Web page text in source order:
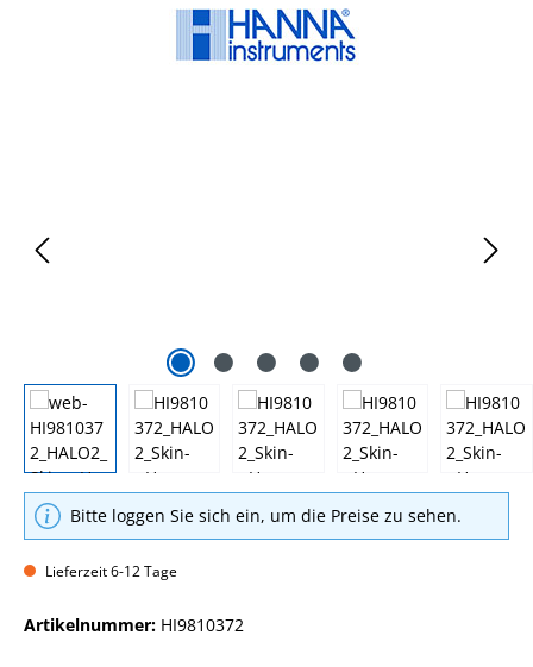
Bitte loggen Sie sich ein, um die Preise zu sehen.
Lieferzeit 6-12 Tage
Artikelnummer: HI9810372